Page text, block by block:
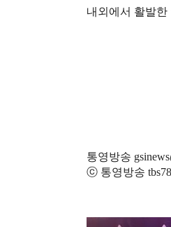
내외에서 활발
통영방송
ⓒ 통영방송